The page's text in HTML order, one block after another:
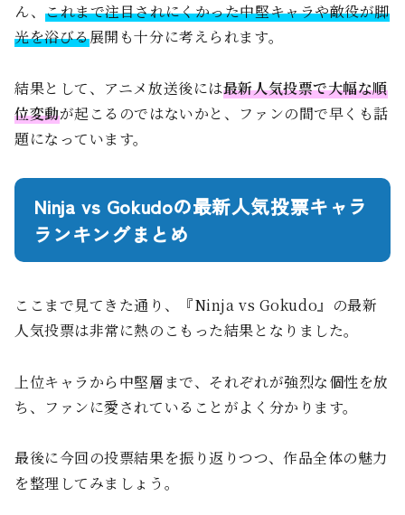
ん、これまで注目されにくかった中堅キャラや敵役が脚
光を浴びる展開も十分に考えられます。
結果として、アニメ放送後には最新人気投票で大幅な順
位変動が起こるのではないかと、ファンの間で早くも話
題になっています。
Ninja vs Gokudoの最新人気投票キャラ
ランキングまとめ
ここまで見てきた通り、『Ninja vs Gokudo』の最新
人気投票は非常に熱のこもった結果となりました。
上位キャラから中堅層まで、それぞれが強烈な個性を放
ち、ファンに愛されていることがよく分かります。
最後に今回の投票結果を振り返りつつ、作品全体の魅力
を整理してみましょう。